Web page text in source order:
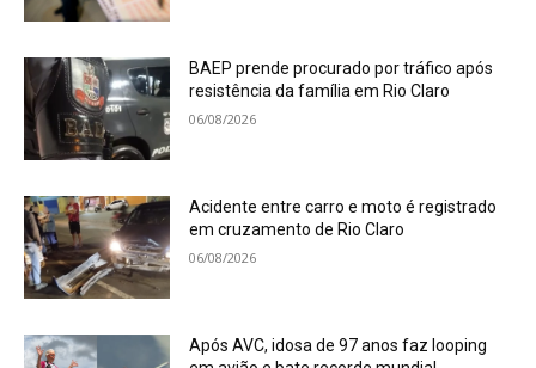
BAEP prende procurado por tráfico após
resistência da família em Rio Claro
06/08/2026
Acidente entre carro e moto é registrado
em cruzamento de Rio Claro
06/08/2026
Após AVC, idosa de 97 anos faz looping